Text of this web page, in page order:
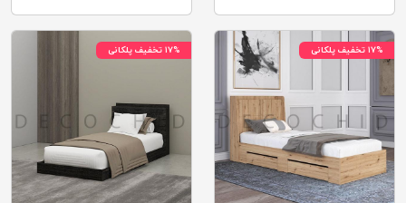
۱۷% تخفیف پلکانی ۱۷% تخفیف پلکانی